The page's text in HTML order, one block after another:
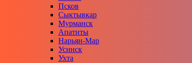
Псков
Сыктывкар
Мурманск
Апатиты
Нарьян-Мар
Усинск
Ухта